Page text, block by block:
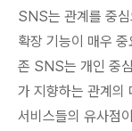
SNS는 관계를 중
확장 기능이 매우
존 SNS는 개인 중
가 지향하는 관계
서비스들의 유사점